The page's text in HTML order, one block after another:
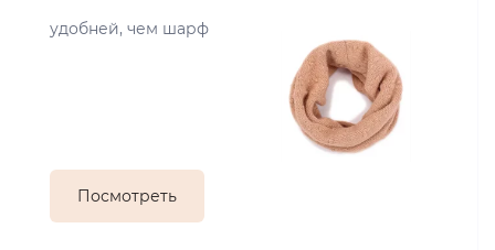
удобней, чем шарф
Посмотреть